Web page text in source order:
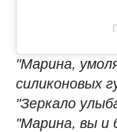
"Марина,
силиконовых
"Зеркало
"Марина, вы и